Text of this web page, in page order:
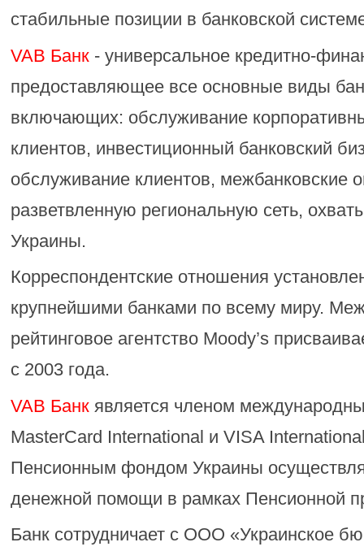
стабильные позиции в банковской
VAB Банк - универсальное кредитно-
предоставляющее все основные виды
включающих: обслуживание
клиентов, инвестиционный банковский
обслуживание клиентов, межбанковские
разветвленную региональную сеть,
Украины.
Корреспондентские отношения
крупнейшими банками по всему миру.
рейтинговое агентство Moody’s
с 2003 года.
VAB Банк является членом
MasterCard International и VISA
Пенсионным фондом Украины
денежной помощи в рамках Пенсионной
Банк сотрудничает с ООО «Украинское